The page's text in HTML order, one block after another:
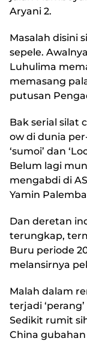
Aryani 2.
Masalah disini
sepele.
Luhulima
memasang
putusan
Bak serial silat
ow di dunia
‘sumoi’ dan
Belum lagi
mengabdi di
Yamin
Dan deretan
terungkap,
Buru periode
melansirnya
Malah dalam
terjadi
Sedikit rumit
China